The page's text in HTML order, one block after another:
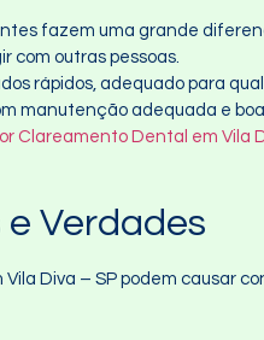
fazem uma grande
com outras pessoas.
rápidos, adequado para
manutenção adequada e
Clareamento Dental em Vila
Verdades
Diva – SP podem causar